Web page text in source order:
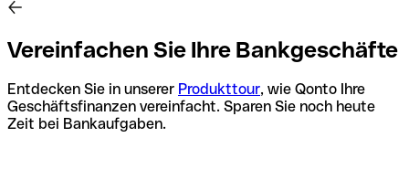
Vereinfachen Sie Ihre Bankgeschäfte
Entdecken Sie in unserer Produkttour, wie Qonto Ihre
Geschäftsfinanzen vereinfacht. Sparen Sie noch heute
Zeit bei Bankaufgaben.